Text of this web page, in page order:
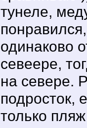
тунеле,
одинаково
севеере,
на севере.
подросток,
только